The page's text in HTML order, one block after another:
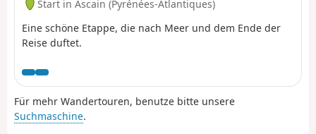
Start in Ascain (Pyrénées-Atlantiques)
Eine schöne Etappe, die nach Meer und dem Ende der
Reise duftet.
Für mehr Wandertouren, benutze bitte unsere
Suchmaschine.